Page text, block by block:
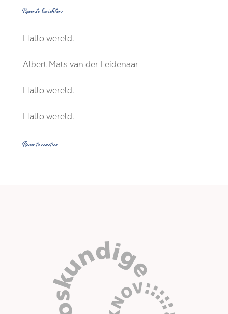
Recente berichten
Hallo wereld.
Albert Mats van der Leidenaar
Hallo wereld.
Hallo wereld.
Recente reacties